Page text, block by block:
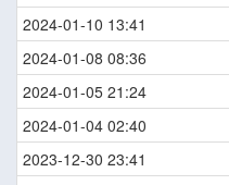
2024-01-10 13:41
2024-01-08 08:36
2024-01-05 21:24
2024-01-04 02:40
2023-12-30 23:41